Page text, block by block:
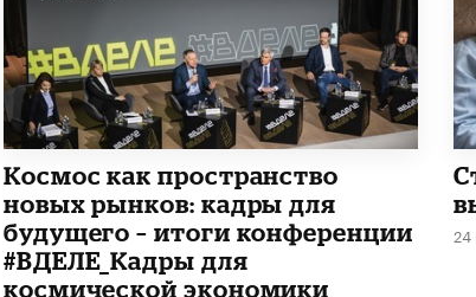
Космос как пространство
новых рынков: кадры для
будущего – итоги конференции
#ВДЕЛЕ_Кадры для
космической экономики